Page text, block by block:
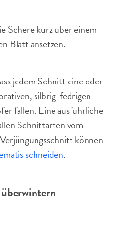
Schere kurz über einem
Blatt ansetzen.
jedem Schnitt eine oder
silbrig-fedrigen
fallen. Eine ausführliche
Schnittarten vom
können
schneiden.